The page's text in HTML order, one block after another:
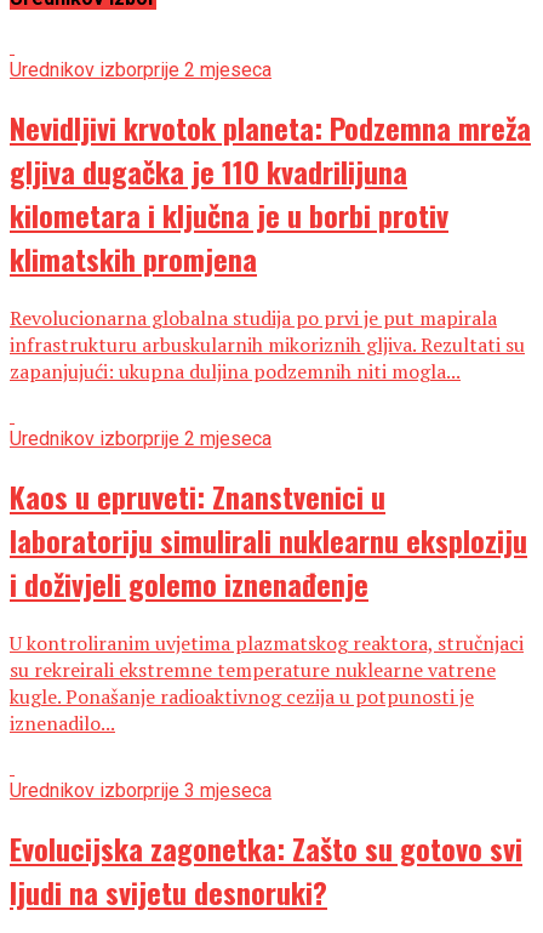
Urednikov izborprije 2 mjeseca
Nevidljivi krvotok planeta: Podzemna mreža
gljiva dugačka je 110 kvadrilijuna
kilometara i ključna je u borbi protiv
klimatskih promjena
Revolucionarna globalna studija po prvi je put mapirala
infrastrukturu arbuskularnih mikoriznih gljiva. Rezultati su
zapanjujući: ukupna duljina podzemnih niti mogla...
Urednikov izborprije 2 mjeseca
Kaos u epruveti: Znanstvenici u
laboratoriju simulirali nuklearnu eksploziju
i doživjeli golemo iznenađenje
U kontroliranim uvjetima plazmatskog reaktora, stručnjaci
su rekreirali ekstremne temperature nuklearne vatrene
kugle. Ponašanje radioaktivnog cezija u potpunosti je
iznenadilo...
Urednikov izborprije 3 mjeseca
Evolucijska zagonetka: Zašto su gotovo svi
ljudi na svijetu desnoruki?